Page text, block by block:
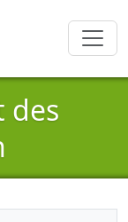
des